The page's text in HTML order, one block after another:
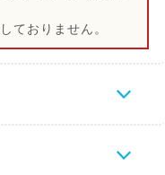
ておりません。